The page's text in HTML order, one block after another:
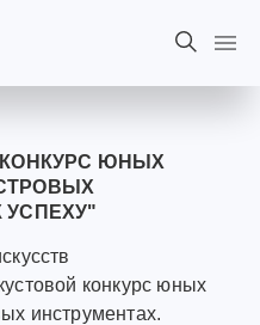
КОНКУРС ЮНЫХ
УСПЕХУ"
конкурс юных
инструментах.